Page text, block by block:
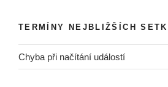
TERMÍNY NEJBLIŽŠÍCH
Chyba při načítání událostí